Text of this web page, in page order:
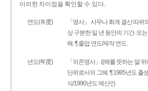
이러한 차이점을 확인할 수 있다.
연도(年度)
「명사」 사무나 회계 결산 따위
상 구분한 일 년 동안의 기간. 또
해. ¶ 졸업 연도/제작 연도.
년도(年度)
「의존명사」((해를 뜻하는 말
단위로서의 그해. ¶ 1985년도 출
식/1990년도 예산안.